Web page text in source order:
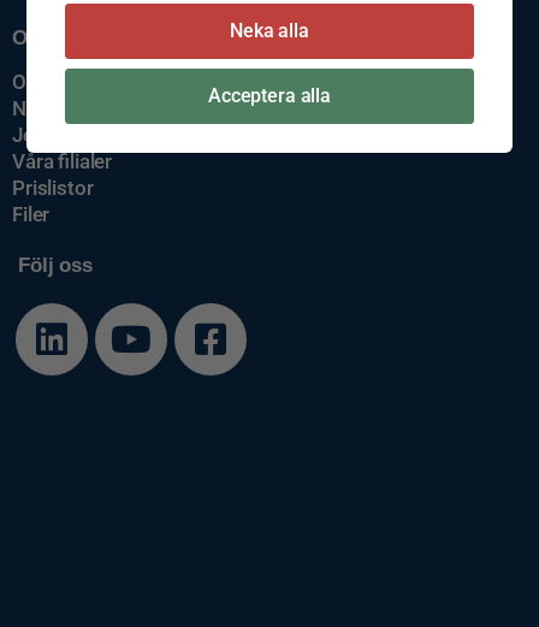
Om oss
Om Släpis
Nyheter
Jobba hos oss
Våra filialer
Prislistor
Filer
Följ oss
Neka alla
Acceptera alla